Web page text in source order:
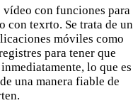
con funciones para
con texrto. Se trata de un
móviles como
para tener que
lo que es
una manera fiable de